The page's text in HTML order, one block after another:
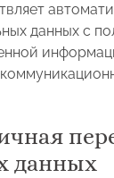
данных с
данных